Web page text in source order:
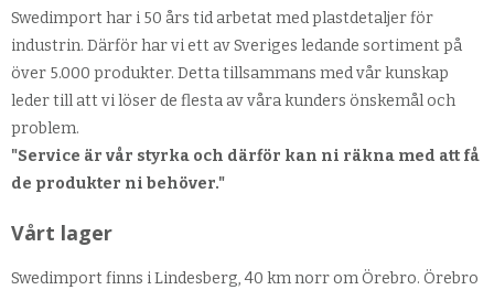
Swedimport har i 50 års tid arbetat med plastdetaljer för
industrin. Därför har vi ett av Sveriges ledande sortiment på
över 5.000 produkter. Detta tillsammans med vår kunskap
leder till att vi löser de flesta av våra kunders önskemål och
problem.
"Service är vår styrka och därför kan ni räkna med att få
de produkter ni behöver."
Vårt lager
Swedimport finns i Lindesberg, 40 km norr om Örebro. Örebro